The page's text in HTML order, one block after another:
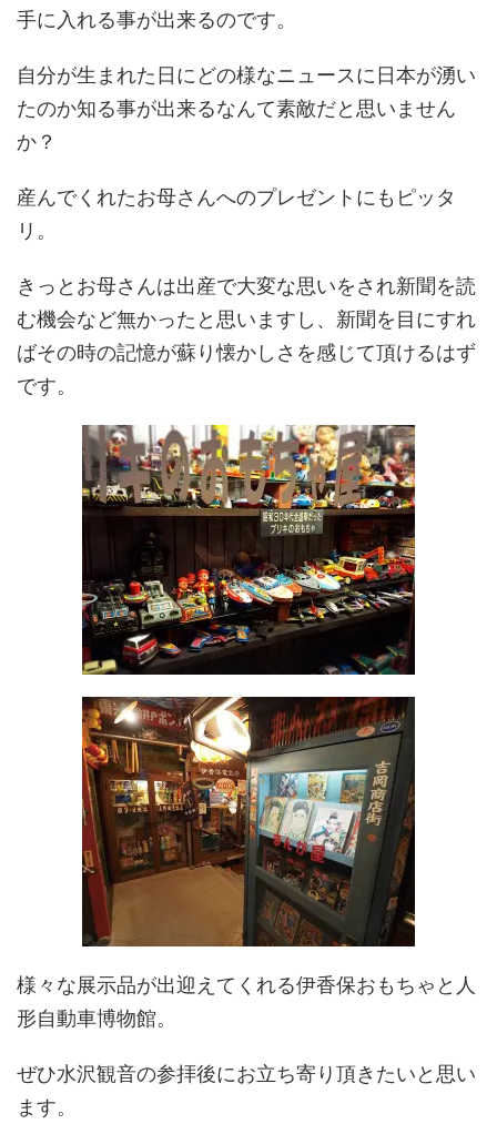
手に入れる事が出来るのです。
自分が生まれた日にどの様なニュースに日本が湧い
たのか知る事が出来るなんて素敵だと思いません
か？
産んでくれたお母さんへのプレゼントにもピッタ
リ。
きっとお母さんは出産で大変な思いをされ新聞を読
む機会など無かったと思いますし、新聞を目にすれ
ばその時の記憶が蘇り懐かしさを感じて頂けるはず
です。
様々な展示品が出迎えてくれる伊香保おもちゃと人
形自動車博物館。
ぜひ水沢観音の参拝後にお立ち寄り頂きたいと思い
ます。